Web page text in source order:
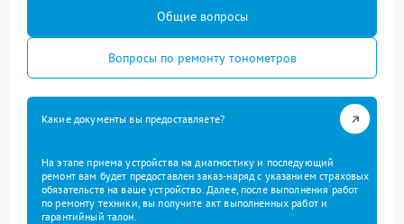
Общие вопросы
Вопросы по ремонту тонометров
Какие документы вы предоставляете?
На этапе приема устройства на диагностику и последующий
ремонт вам будет предоставлен заказ-наряд с указанием страховых
обязательств на ваше устройство. Далее, после выполнения работ
по ремонту техники, вы получите акт выполненных работ и
гарантийный талон.